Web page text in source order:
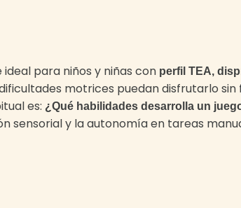
para niños y niñas con perfil TEA,
motrices puedan disfrutarlo
es: ¿Qué habilidades desarrolla un
sensorial y la autonomía en tareas